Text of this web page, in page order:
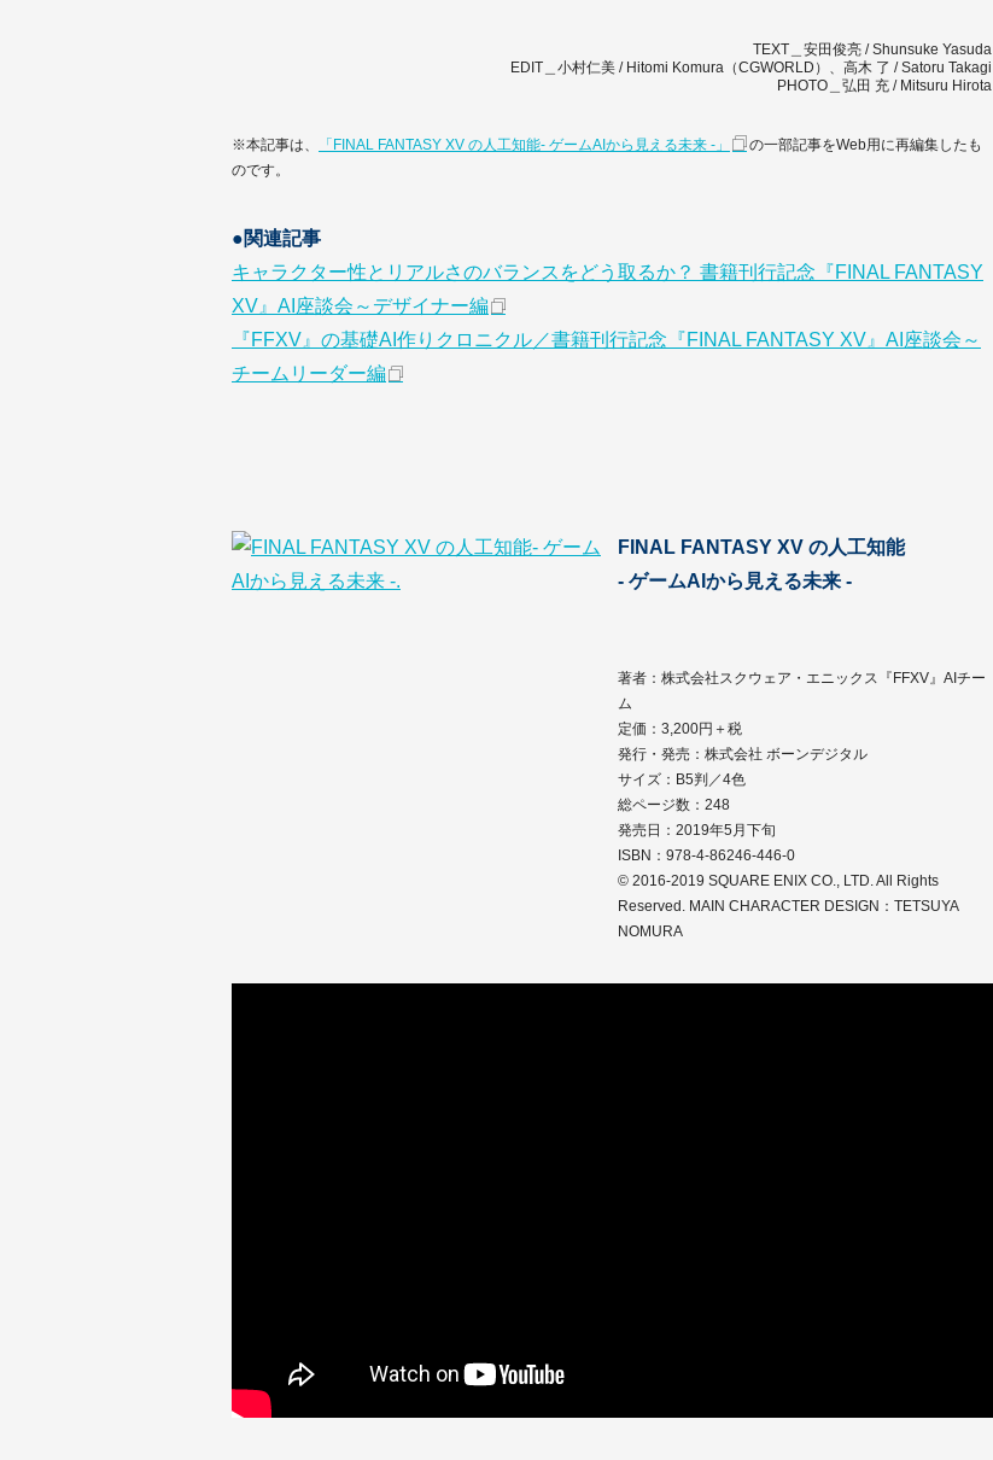
TEXT＿安田俊亮 / Shunsuke Yasuda
EDIT＿小村仁美 / Hitomi Komura（CGWORLD）、高木 了 / Satoru Takagi
PHOTO＿弘田 充 / Mitsuru Hirota
※本記事は、 「FINAL FANTASY XV の人工知能- ゲームAIから見える未来 -」
の一部記事をWeb用に再編集したも
のです。
●関連記事
キャラクター性とリアルさのバランスをどう取るか？ 書籍刊行記念『FINAL FANTASY
XV』AI座談会～デザイナー編
『FFXV』の基礎AI作りクロニクル／書籍刊行記念『FINAL FANTASY XV』AI座談会～
チームリーダー編
FINAL FANTASY XV の人工知能
- ゲームAIから見える未来 -
著者：株式会社スクウェア・エニックス『FFXV』AIチー
ム
定価：3,200円＋税
発行・発売：株式会社 ボーンデジタル
サイズ：B5判／4色
総ページ数：248
発売日：2019年5月下旬
ISBN：978-4-86246-446-0
© 2016-2019 SQUARE ENIX CO., LTD. All Rights
Reserved. MAIN CHARACTER DESIGN：TETSUYA
NOMURA